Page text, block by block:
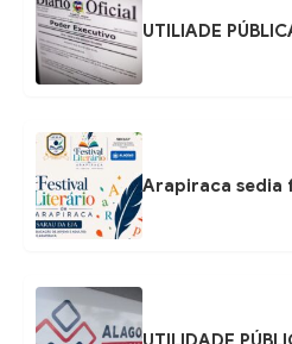
UTILIADE
Arapiraca sedia